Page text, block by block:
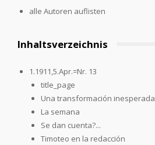
alle Autoren auflisten
Inhaltsverzeichnis
1.1911,5.Apr.=Nr. 13
title_page
Una transformación
La semana
Se dan cuenta?...
Timoteo en la redacción